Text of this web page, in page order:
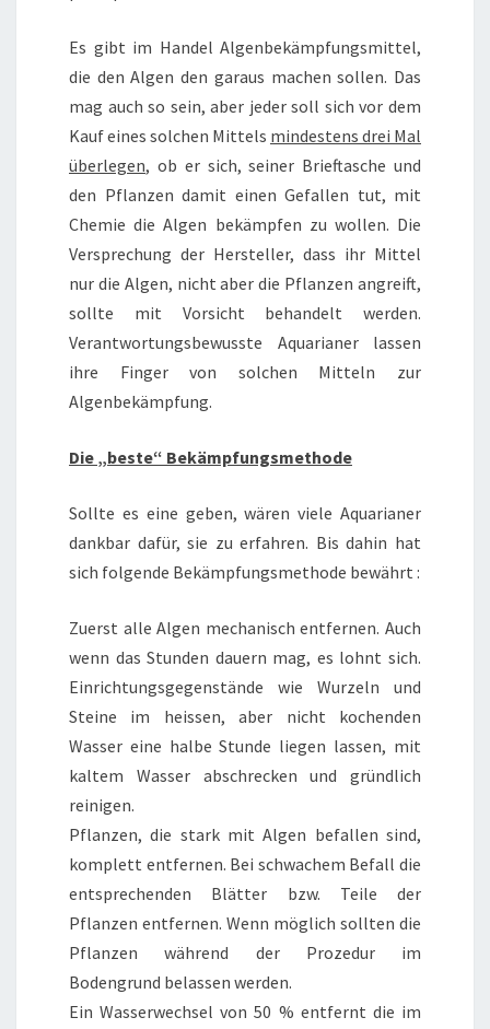
Es gibt im Handel Algenbekämpfungsmittel,
die den Algen den garaus machen sollen. Das
mag auch so sein, aber jeder soll sich vor dem
Kauf eines solchen Mittels mindestens drei Mal
überlegen, ob er sich, seiner Brieftasche und
den Pflanzen damit einen Gefallen tut, mit
Chemie die Algen bekämpfen zu wollen. Die
Versprechung der Hersteller, dass ihr Mittel
nur die Algen, nicht aber die Pflanzen angreift,
sollte mit Vorsicht behandelt werden.
Verantwortungsbewusste Aquarianer lassen
ihre Finger von solchen Mitteln zur
Algenbekämpfung.
Die „beste“ Bekämpfungsmethode
Sollte es eine geben, wären viele Aquarianer
dankbar dafür, sie zu erfahren. Bis dahin hat
sich folgende Bekämpfungsmethode bewährt :
Zuerst alle Algen mechanisch entfernen. Auch
wenn das Stunden dauern mag, es lohnt sich.
Einrichtungsgegenstände wie Wurzeln und
Steine im heissen, aber nicht kochenden
Wasser eine halbe Stunde liegen lassen, mit
kaltem Wasser abschrecken und gründlich
reinigen.
Pflanzen, die stark mit Algen befallen sind,
komplett entfernen. Bei schwachem Befall die
entsprechenden Blätter bzw. Teile der
Pflanzen entfernen. Wenn möglich sollten die
Pflanzen während der Prozedur im
Bodengrund belassen werden.
Ein Wasserwechsel von 50 % entfernt die im